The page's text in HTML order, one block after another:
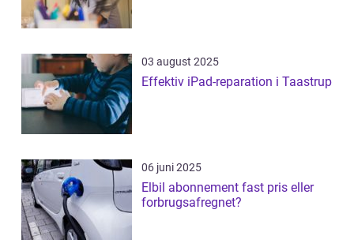
03 august 2025
Effektiv iPad-reparation i Taastrup
06 juni 2025
Elbil abonnement fast pris eller
forbrugsafregnet?